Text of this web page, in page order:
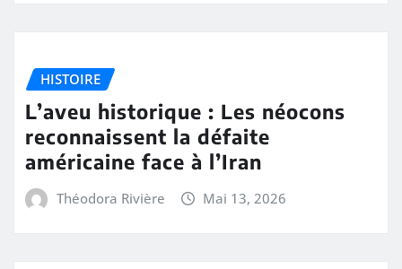
HISTOIRE
L’aveu historique : Les néocons
reconnaissent la défaite
américaine face à l’Iran
Théodora Rivière Mai 13, 2026